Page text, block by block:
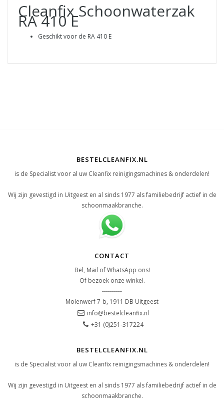
Cleanfix Schoonwaterzak
RA 410 E
Geschikt voor de RA 410 E
BESTELCLEANFIX.NL
is de Specialist voor al uw Cleanfix reinigingsmachines & onderdelen!
Wij zijn gevestigd in Uitgeest en al sinds 1977 als familiebedrijf actief in de
schoonmaakbranche.
CONTACT
Bel, Mail of WhatsApp ons!
Of bezoek onze winkel.
----------
Molenwerf 7-b, 1911 DB Uitgeest
info@bestelcleanfix.nl
+31 (0)251-317224
BESTELCLEANFIX.NL
is de Specialist voor al uw Cleanfix reinigingsmachines & onderdelen!
Wij zijn gevestigd in Uitgeest en al sinds 1977 als familiebedrijf actief in de
schoonmaakbranche.